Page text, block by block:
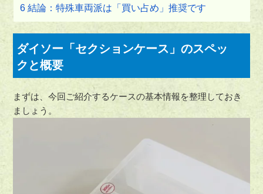
6結論：特殊車両派は「買い占め」推奨です
ダイソー「セクションケース」のスペッ
クと概要
まずは、今回ご紹介するケースの基本情報を整理しておき
ましょう。